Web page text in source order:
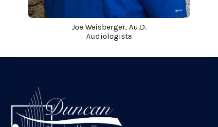
Joe Weisberger, Au.D.
Audiologista